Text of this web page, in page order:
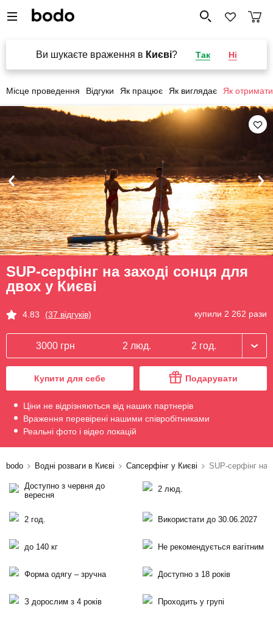
Ви шукаєте враження в Києві? Так Ні
Місце проведення Відгуки Як працює Як виглядає Як отримати
SUP-серфінг на заході сонця для
двох у Києві
4.83 (37 відгуків) купили 2 262 рази
3000 грн 2 люд. 2 год.
Купити для себе Подарувати
Ціни не відрізняються від наших партнерів
Враження перевірені нашими співробітниками
Реальні фото і відео локацій
bodo Водні розваги в Києві Сапсерфінг у Києві SUP-серфінг на
Доступно з червня до
вересня
2 люд.
2 год. Використати до 30.06.2027
до 140 кг Не рекомендується вагітним
Форма одягу – зручна Доступно з 18 років
З дорослим з 4 років Проходить у групі